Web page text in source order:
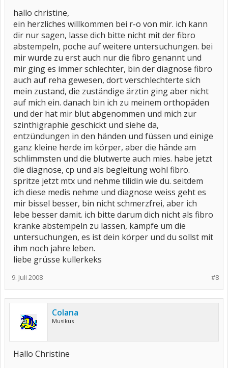
hallo christine,
ein herzliches willkommen bei r-o von mir. ich kann
dir nur sagen, lasse dich bitte nicht mit der fibro
abstempeln, poche auf weitere untersuchungen. bei
mir wurde zu erst auch nur die fibro genannt und
mir ging es immer schlechter, bin der diagnose fibro
auch auf reha gewesen, dort verschlechterte sich
mein zustand, die zuständige ärztin ging aber nicht
auf mich ein. danach bin ich zu meinem orthopäden
und der hat mir blut abgenommen und mich zur
szinthigraphie geschickt und siehe da,
entzündungen in den händen und füssen und einige
ganz kleine herde im körper, aber die hände am
schlimmsten und die blutwerte auch mies. habe jetzt
die diagnose, cp und als begleitung wohl fibro.
spritze jetzt mtx und nehme tilidin wie du. seitdem
ich diese medis nehme und diagnose weiss geht es
mir bissel besser, bin nicht schmerzfrei, aber ich
lebe besser damit. ich bitte darum dich nicht als fibro
kranke abstempeln zu lassen, kämpfe um die
untersuchungen, es ist dein körper und du sollst mit
ihm noch jahre leben.
liebe grüsse kullerkeks
#8
9. Juli 2008
Colana
Musikus
Hallo Christine